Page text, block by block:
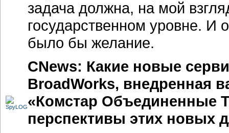
задача должна, на мой
государственном уровне. И
было бы желание.
CNews: Какие новые
BroadWorks, внедренная
«Комстар Объединенные
перспективы этих новых